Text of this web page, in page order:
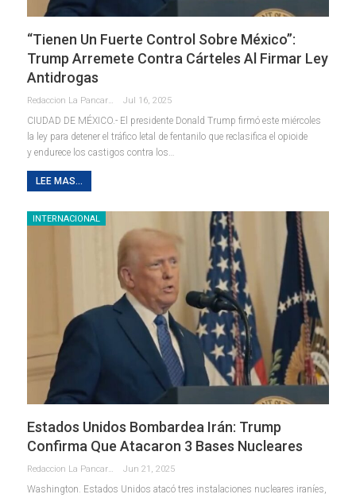
“Tienen Un Fuerte Control Sobre México”:
Trump Arremete Contra Cárteles Al Firmar Ley
Antidrogas
Redaccion La Pancarta De Quintana Roo Jul 16, 2025
CIUDAD DE MÉXICO.- El presidente Donald Trump firmó este miércoles
la ley para detener el tráfico letal de fentanilo que reclasifica el opioide
y endurece los castigos contra los…
LEE MAS...
INTERNACIONAL
Estados Unidos Bombardea Irán: Trump
Confirma Que Atacaron 3 Bases Nucleares
Redaccion La Pancarta De Quintana Roo Jun 21, 2025
Washington. Estados Unidos atacó tres instalaciones nucleares iraníes,